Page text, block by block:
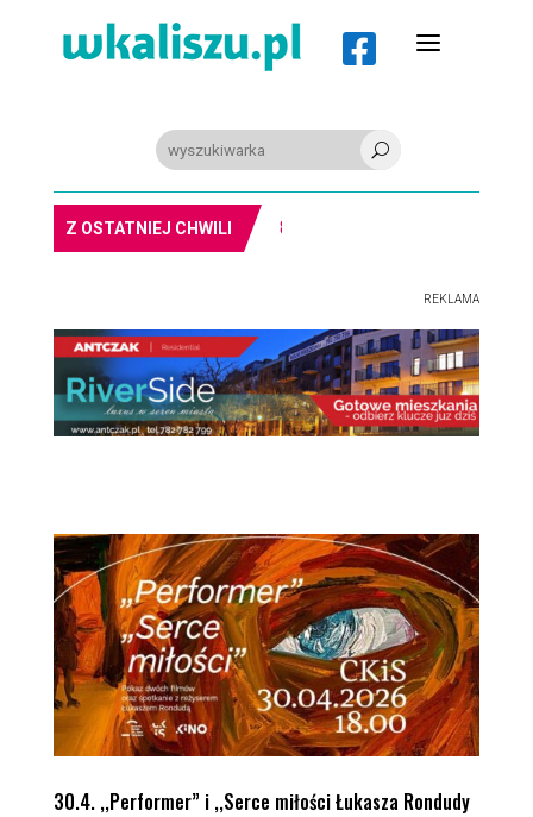
 a
U
Z OSTATNIEJ CHWILI
REKLAMA
30.4. ,,Performer” i ,,Serce miłości Łukasza Rondudy